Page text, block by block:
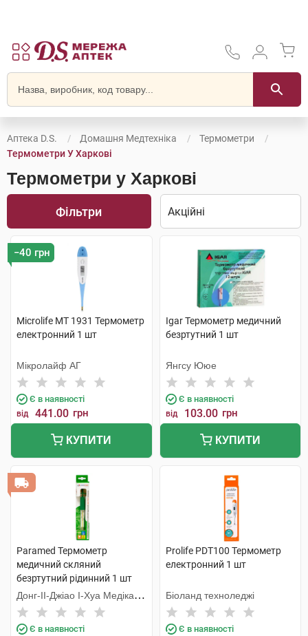
Аптека D.S. Домашня Медтехніка
Термометри
Термометри У Харкові
Термометри у Харкові
Фільтри
−40 грн
Microlife MT 1931 Термометр
електронний 1 шт
Мікролайф AГ
Є в наявності
від 441.00 грн
КУПИТИ
Igar Термометр медичний
безртутний 1 шт
Янгсу Ююе
Є в наявності
від 103.00 грн
КУПИТИ
Paramed Термометр
медичний скляний
безртутний рідинний 1 шт
Донг-ІІ-Джіао І-Хуа Медікал
Еквіпмент
Є в наявності
Prolife PDT100 Термометр
електронний 1 шт
Біоланд техноледжі
Є в наявності